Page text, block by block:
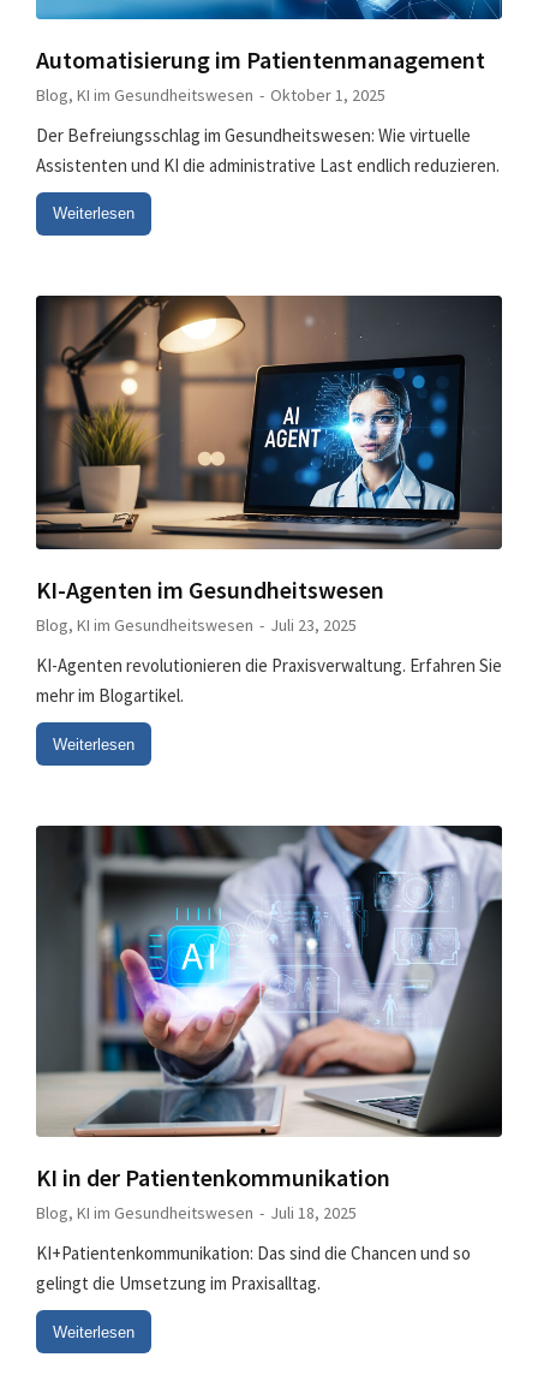
Automatisierung im Patientenmanagement
Blog, KI im Gesundheitswesen Oktober 1, 2025
Der Befreiungsschlag im Gesundheitswesen: Wie virtuelle
Assistenten und KI die administrative Last endlich reduzieren.
Weiterlesen
KI-Agenten im Gesundheitswesen
Blog, KI im Gesundheitswesen Juli 23, 2025
KI-Agenten revolutionieren die Praxisverwaltung. Erfahren Sie
mehr im Blogartikel.
Weiterlesen
KI in der Patientenkommunikation
Blog, KI im Gesundheitswesen Juli 18, 2025
KI+Patientenkommunikation: Das sind die Chancen und so
gelingt die Umsetzung im Praxisalltag.
Weiterlesen